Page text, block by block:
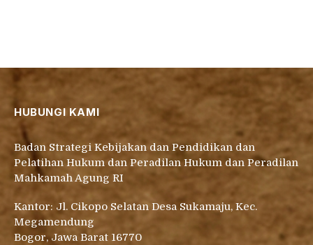
HUBUNGI KAMI
Badan Strategi Kebijakan dan Pendidikan dan
Pelatihan Hukum dan Peradilan Hukum dan Peradilan
Mahkamah Agung RI
Kantor: Jl. Cikopo Selatan Desa Sukamaju, Kec.
Megamendung
Bogor, Jawa Barat 16770